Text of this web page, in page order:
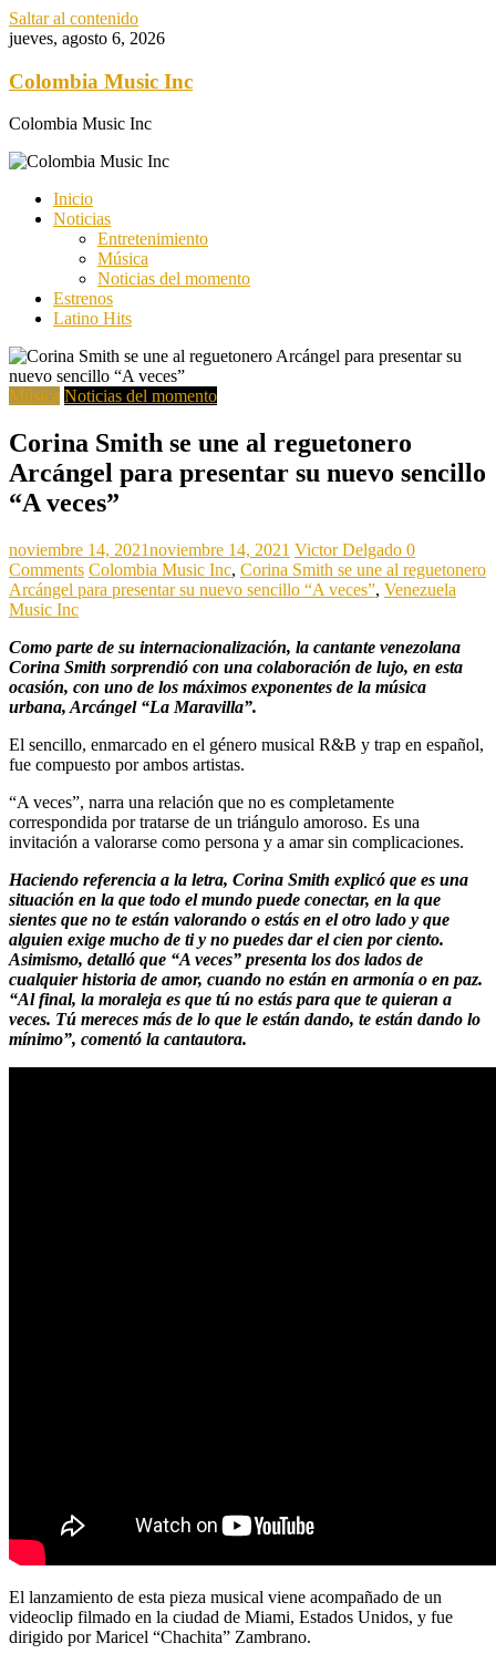
Saltar al contenido
jueves, agosto 6, 2026
Colombia Music Inc
Colombia Music Inc
Inicio
Noticias
Entretenimiento
Música
Noticias del momento
Estrenos
Latino Hits
Música Noticias del momento
Corina Smith se une al reguetonero
Arcángel para presentar su nuevo sencillo
“A veces”
noviembre 14, 2021noviembre 14, 2021 Victor Delgado 0
Comments Colombia Music Inc, Corina Smith se une al reguetonero
Arcángel para presentar su nuevo sencillo “A veces”, Venezuela
Music Inc
Como parte de su internacionalización, la cantante venezolana
Corina Smith sorprendió con una colaboración de lujo, en esta
ocasión, con uno de los máximos exponentes de la música
urbana, Arcángel “La Maravilla”.
El sencillo, enmarcado en el género musical R&B y trap en español,
fue compuesto por ambos artistas.
“A veces”, narra una relación que no es completamente
correspondida por tratarse de un triángulo amoroso. Es una
invitación a valorarse como persona y a amar sin complicaciones.
Haciendo referencia a la letra, Corina Smith explicó que es una
situación en la que todo el mundo puede conectar, en la que
sientes que no te están valorando o estás en el otro lado y que
alguien exige mucho de ti y no puedes dar el cien por ciento.
Asimismo, detalló que “A veces” presenta los dos lados de
cualquier historia de amor, cuando no están en armonía o en paz.
“Al final, la moraleja es que tú no estás para que te quieran a
veces. Tú mereces más de lo que le están dando, te están dando lo
mínimo”, comentó la cantautora.
El lanzamiento de esta pieza musical viene acompañado de un
videoclip filmado en la ciudad de Miami, Estados Unidos, y fue
dirigido por Maricel “Chachita” Zambrano.